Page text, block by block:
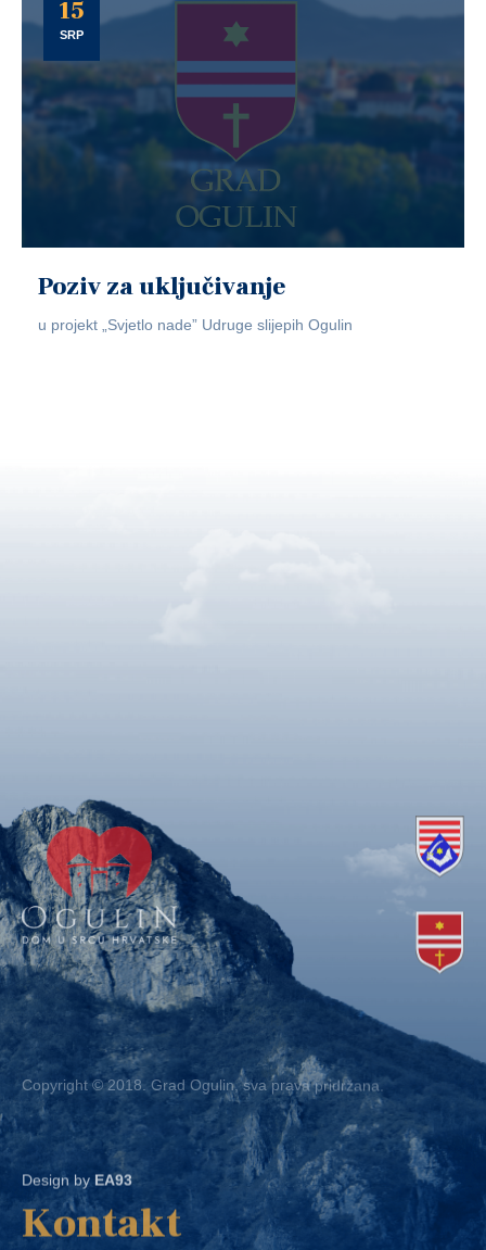
15
SRP
Poziv za uključivanje
u projekt „Svjetlo nade” Udruge slijepih Ogulin
Copyright © 2018. Grad Ogulin, sva prava pridržana.
Design byEA93
Kontakt